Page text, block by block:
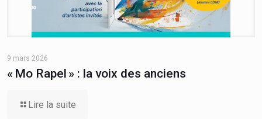
9 mars 2026
« Mo Rapel » : la voix des anciens
Lire la suite